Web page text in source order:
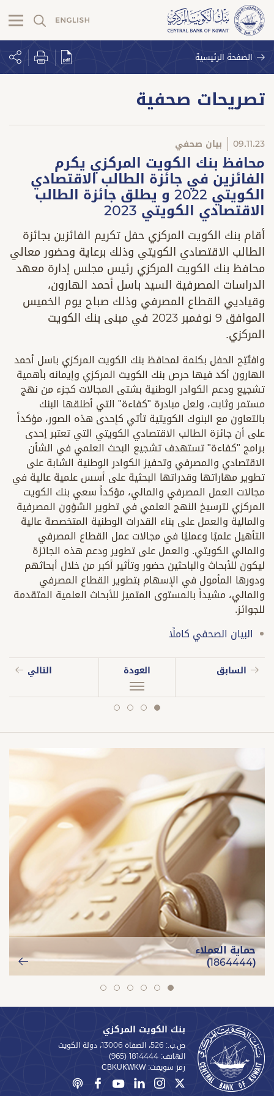
الصفحة الرئيسية
تصريحات صحفية
09.11.23 بيان صحفي
محافظ بنك الكويت المركزي يكرم
الفائزين في جائزة الطالب الاقتصادي
الكويتي 2022 و يطلق جائزة الطالب
الاقتصادي الكويتي 2023
أقام بنك الكويت المركزي حفل تكريم الفائزين بجائزة
الطالب الاقتصادي الكويتي وذلك برعاية وحضور معالي
محافظ بنك الكويت المركزي رئيس مجلس إدارة معهد
الدراسات المصرفية السيد باسل أحمد الهارون،
وقياديي القطاع المصرفي وذلك صباح يوم الخميس
الموافق 9 نوفمبر 2023 في مبنى بنك الكويت
المركزي.
وافتُتِح الحفل بكلمة لمحافظ بنك الكويت المركزي باسل أحمد
الهارون أكد فيها حرص بنك الكويت المركزي وإيمانه بأهمية
تشجيع ودعم الكوادر الوطنية بشتى المجالات كجزء من نهج
مستمر وثابت، ولعل مبادرة "كفاءة" التي أطلقها البنك
بالتعاون مع البنوك الكويتية تأتي كإحدى هذه الصور، مؤكداً
على أن جائزة الطالب الاقتصادي الكويتي التي تعتبر إحدى
برامج "كفاءة" تستهدف تشجيع البحث العلمي في الشأن
الاقتصادي والمصرفي وتحفيز الكوادر الوطنية الشابة على
تطوير مهاراتها وقدراتها البحثية على أسس علمية عالية في
مجالات العمل المصرفي والمالي، مؤكداً سعي بنك الكويت
المركزي لترسيخ النهج العلمي في تطوير الشؤون المصرفية
والمالية والعمل على بناء القدرات الوطنية المتخصصة عالية
التأهيل علميًا وعمليًا في مجالات عمل القطاع المصرفي
والمالي الكويتي. والعمل على تطوير ودعم هذه الجائزة
ليكون للأبحاث والباحثين حضور وتأثير أكبر من خلال أبحاثهم
ودورها المأمول في الإسهام بتطوير القطاع المصرفي
والمالي، مشيداً بالمستوى المتميز للأبحاث العلمية المتقدمة
للجوائز.
البيان الصحفي كاملًا
السابق العودة التالي
حماية العملاء
(1864444)
slide
slide
2
slide
slide
4
slide
5
slide
بنك الكويت المركزي
ص.ب.: 526، الصفاة 13006، دولة الكويت
الهاتف: (965) 1814444
رمز سويفت:CBKUKWKW